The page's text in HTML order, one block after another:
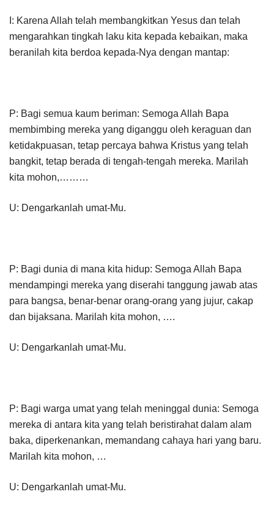
I: Karena Allah telah membangkitkan Yesus dan telah
mengarahkan tingkah laku kita kepada kebaikan, maka
beranilah kita berdoa kepada-Nya dengan mantap:
P: Bagi semua kaum beriman: Semoga Allah Bapa
membimbing mereka yang diganggu oleh keraguan dan
ketidakpuasan, tetap percaya bahwa Kristus yang telah
bangkit, tetap berada di tengah-tengah mereka. Marilah
kita mohon,………
U: Dengarkanlah umat-Mu.
P: Bagi dunia di mana kita hidup: Semoga Allah Bapa
mendampingi mereka yang diserahi tanggung jawab atas
para bangsa, benar-benar orang-orang yang jujur, cakap
dan bijaksana. Marilah kita mohon, ….
U: Dengarkanlah umat-Mu.
P: Bagi warga umat yang telah meninggal dunia: Semoga
mereka di antara kita yang telah beristirahat dalam alam
baka, diperkenankan, memandang cahaya hari yang baru.
Marilah kita mohon, …
U: Dengarkanlah umat-Mu.